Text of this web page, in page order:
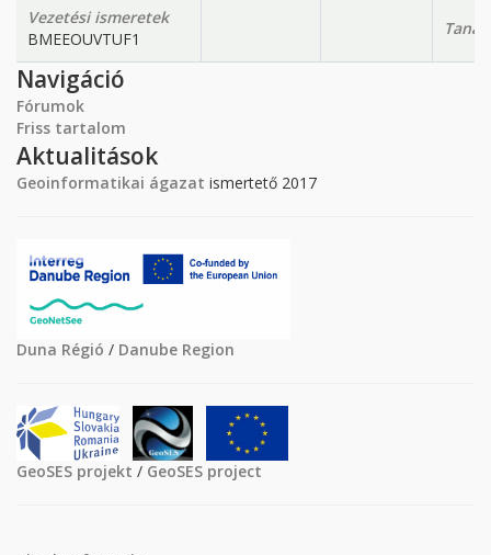
Vezetési ismeretek
BMEEOUVTUF1
Navigáció
Fórumok
Friss tartalom
Aktualitások
Geoinformatikai ágazat ismertető 2017
Duna Régió / Danube Region
GeoSES projekt / GeoSES project